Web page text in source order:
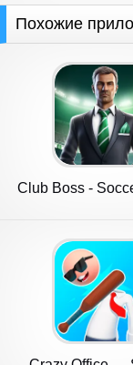
Похожие
Club Boss -